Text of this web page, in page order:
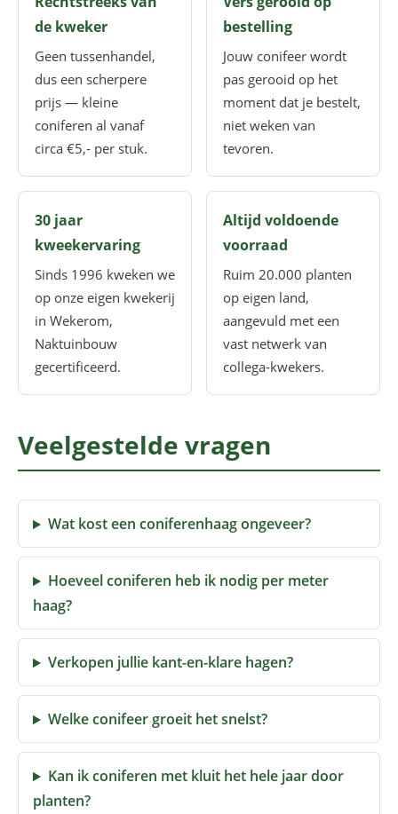
de kweker
Geen tussenhandel,
dus een scherpere
prijs — kleine
coniferen al vanaf
circa €5,- per stuk.
bestelling
Jouw conifeer wordt
pas gerooid op het
moment dat je bestelt,
niet weken van
tevoren.
30 jaar
kweekervaring
Sinds 1996 kweken we
op onze eigen kwekerij
in Wekerom,
Naktuinbouw
gecertificeerd.
Altijd voldoende
voorraad
Ruim 20.000 planten
op eigen land,
aangevuld met een
vast netwerk van
collega-kwekers.
Veelgestelde vragen
Wat kost een coniferenhaag ongeveer?
Hoeveel coniferen heb ik nodig per meter
haag?
Verkopen jullie kant-en-klare hagen?
Welke conifeer groeit het snelst?
Kan ik coniferen met kluit het hele jaar door
planten?